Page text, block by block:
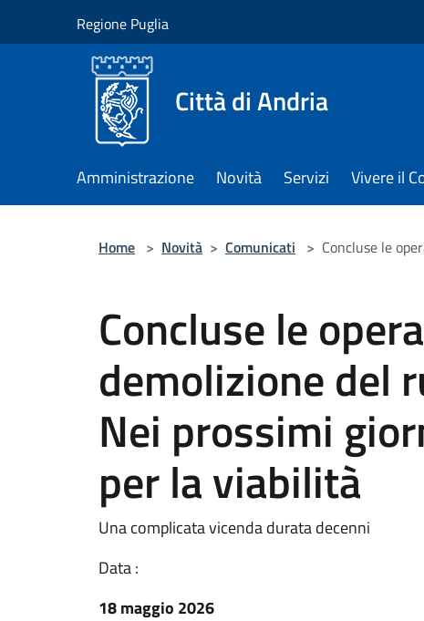
Regione Puglia
Città di Andria
Amministrazione Novità Servizi Vivere il
Home > Novità > Comunicati > Concluse le
Concluse le
demolizione del
Nei prossimi
per la viabilità
Una complicata vicenda durata decenni
Data :
18 maggio 2026